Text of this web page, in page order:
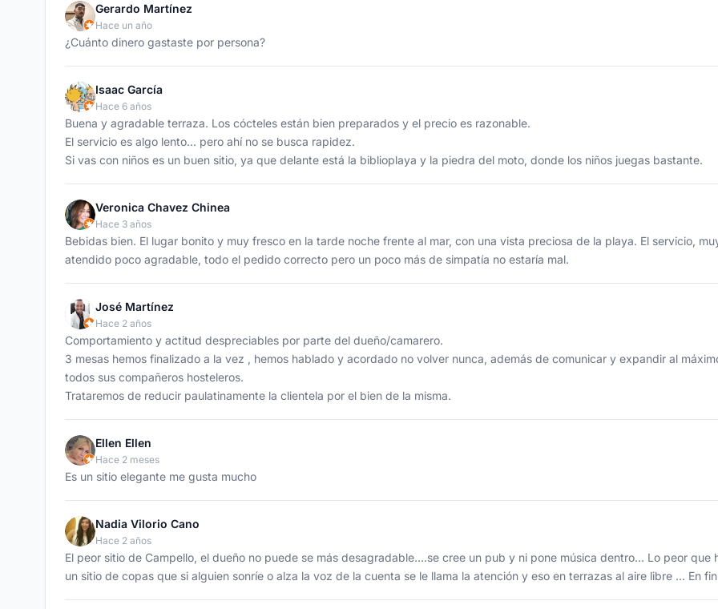
Gerardo Martínez
Hace un año
¿Cuánto dinero gastaste por persona?
Isaac García
Hace 6 años
Buena y agradable terraza. Los cócteles están bien preparados y el precio es razonable.
El servicio es algo lento... pero ahí no se busca rapidez.
Si vas con niños es un buen sitio, ya que delante está la biblioplaya y la piedra del moto, donde los niños juegas bastante.
Veronica Chavez Chinea
Hace 3 años
Bebidas bien. El lugar bonito y muy fresco en la tarde noche frente al mar, con una vista preciosa de la playa. El servicio,
atendido poco agradable, todo el pedido correcto pero un poco más de simpatía no estaría mal.
José Martínez
Hace 2 años
Comportamiento y actitud despreciables por parte del dueño/camarero.
3 mesas hemos finalizado a la vez , hemos hablado y acordado no volver nunca, además de comunicar y expandir al
todos sus compañeros hosteleros.
Trataremos de reducir paulatinamente la clientela por el bien de la misma.
Ellen Ellen
Hace 2 meses
Es un sitio elegante me gusta mucho
Nadia Vilorio Cano
Hace 2 años
El peor sitio de Campello, el dueño no puede se más desagradable....se cree un pub y ni pone música dentro... Lo peor
un sitio de copas que si alguien sonríe o alza la voz de la cuenta se le llama la atención y eso en terrazas al aire libre ... En